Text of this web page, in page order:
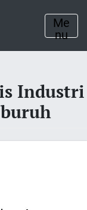
Me
nu
Industri